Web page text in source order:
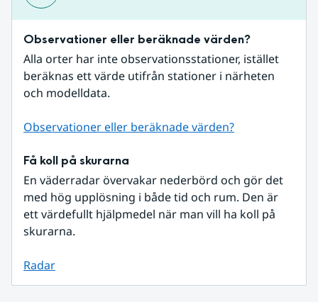
Observationer eller beräknade värden?
Alla orter har inte observationsstationer, istället
beräknas ett värde utifrån stationer i närheten
och modelldata.
Observationer eller beräknade värden?
Få koll på skurarna
En väderradar övervakar nederbörd och gör det
med hög upplösning i både tid och rum. Den är
ett värdefullt hjälpmedel när man vill ha koll på
skurarna.
Radar